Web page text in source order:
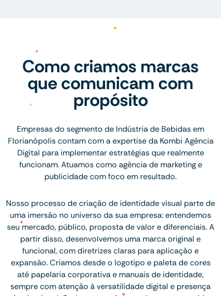
Como criamos marcas
que comunicam com
propósito
Empresas do segmento de Indústria de Bebidas em
Florianópolis contam com a expertise da Kombi Agência
Digital para implementar estratégias que realmente
funcionam. Atuamos como agência de marketing e
publicidade com foco em resultado.
Nosso processo de criação de identidade visual parte de
uma imersão no universo da sua empresa: entendemos
seu mercado, público, proposta de valor e diferenciais. A
partir disso, desenvolvemos uma marca original e
funcional, com diretrizes claras para aplicação e
expansão. Criamos desde o logotipo e paleta de cores
até papelaria corporativa e manuais de identidade,
sempre com atenção à versatilidade digital e presença